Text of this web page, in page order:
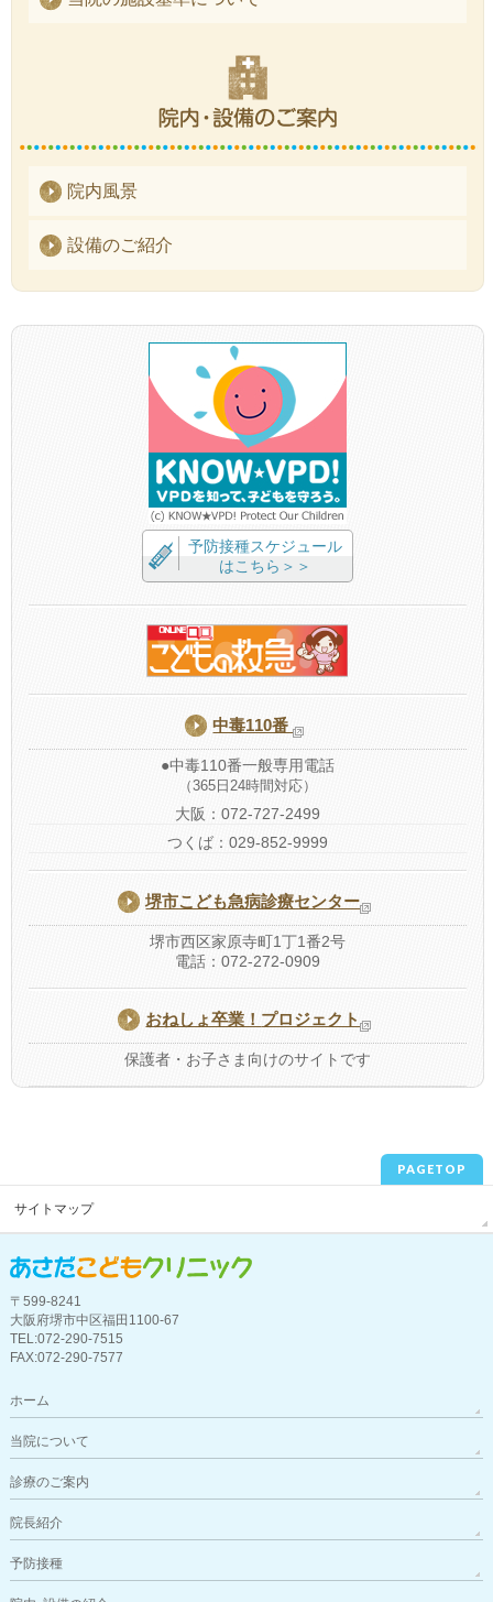
院内風景
設備のご紹介
予防接種スケジュール
はこちら＞＞
中毒110番
●中毒110番一般専用電話
（365日24時間対応）
大阪：072-727-2499
つくば：029-852-9999
堺市こども急病診療センター
堺市西区家原寺町1丁1番2号
電話：072-272-0909
おねしょ卒業！ プロジェクト
保護者・お子さま向けのサイトです
PAGETOP
サイトマップ
〒599-8241
大阪府堺市中区福田1100-67
TEL:072-290-7515
FAX:072-290-7577
ホーム
当院について
診療のご案内
院長紹介
予防接種